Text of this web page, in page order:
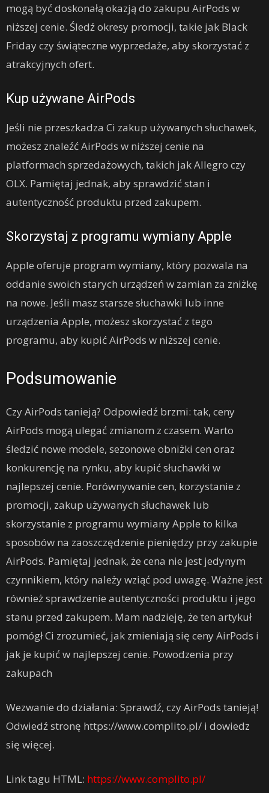
mogą być doskonałą okazją do zakupu AirPods w
niższej cenie. Śledź okresy promocji, takie jak Black
Friday czy świąteczne wyprzedaże, aby skorzystać z
atrakcyjnych ofert.
Kup używane AirPods
Jeśli nie przeszkadza Ci zakup używanych słuchawek,
możesz znaleźć AirPods w niższej cenie na
platformach sprzedażowych, takich jak Allegro czy
OLX. Pamiętaj jednak, aby sprawdzić stan i
autentyczność produktu przed zakupem.
Skorzystaj z programu wymiany Apple
Apple oferuje program wymiany, który pozwala na
oddanie swoich starych urządzeń w zamian za zniżkę
na nowe. Jeśli masz starsze słuchawki lub inne
urządzenia Apple, możesz skorzystać z tego
programu, aby kupić AirPods w niższej cenie.
Podsumowanie
Czy AirPods tanieją? Odpowiedź brzmi: tak, ceny
AirPods mogą ulegać zmianom z czasem. Warto
śledzić nowe modele, sezonowe obniżki cen oraz
konkurencję na rynku, aby kupić słuchawki w
najlepszej cenie. Porównywanie cen, korzystanie z
promocji, zakup używanych słuchawek lub
skorzystanie z programu wymiany Apple to kilka
sposobów na zaoszczędzenie pieniędzy przy zakupie
AirPods. Pamiętaj jednak, że cena nie jest jedynym
czynnikiem, który należy wziąć pod uwagę. Ważne jest
również sprawdzenie autentyczności produktu i jego
stanu przed zakupem. Mam nadzieję, że ten artykuł
pomógł Ci zrozumieć, jak zmieniają się ceny AirPods i
jak je kupić w najlepszej cenie. Powodzenia przy
zakupach
Wezwanie do działania: Sprawdź, czy AirPods tanieją!
Odwiedź stronę https://www.complito.pl/ i dowiedz
się więcej.
Link tagu HTML: https://www.complito.pl/